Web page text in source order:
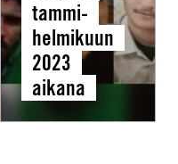
aikanatammi-
helmikuun
2023
aikana